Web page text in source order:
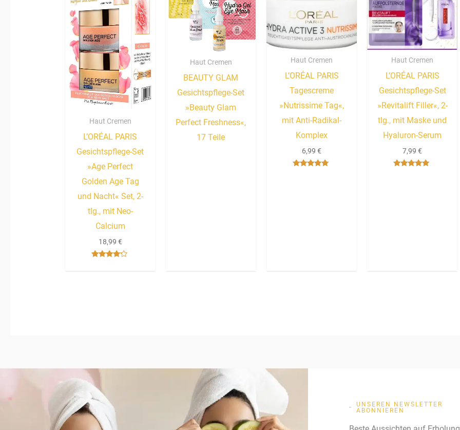
Haut Cremen
L’ORÉAL PARIS
Gesichtspflege-Set
»Age Perfect
Golden Age Tag
und Nacht« Set, 2-
tlg., mit Neo-
Calcium
18,99 €
Haut Cremen
BEAUTY GLAM
Gesichtspflege-Set
»Beauty Glam
Perfect Freshness«,
17 Teile
Haut Cremen
L’ORÉAL PARIS
Tagescreme
»Nutrissime Tag«,
mit Anti-Radikal-
Komplex
6,99€
Haut Cremen
L’ORÉAL PARIS
Gesichtspflege-Set
»Revitalift Filler«, 2-
tlg., mit Maske und
Hyaluron-Serum
7,99€
UNSEREN NEWSLETTER
ABONNIEREN